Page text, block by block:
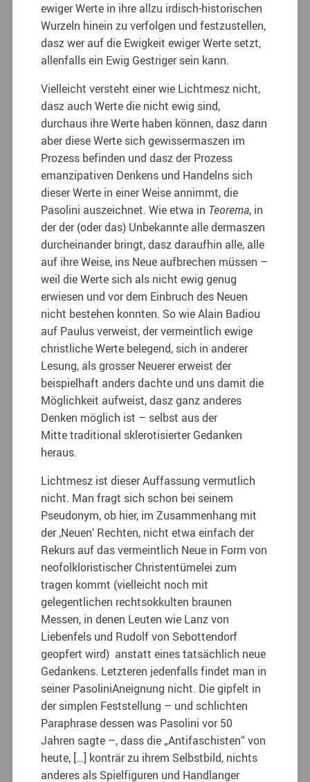
ewiger Werte in ihre allzu irdisch-historischen
Wurzeln hinein zu verfolgen und festzustellen,
dasz wer auf die Ewigkeit ewiger Werte setzt,
allenfalls ein Ewig Gestriger sein kann.
Vielleicht versteht einer wie Lichtmesz nicht,
dasz auch Werte die nicht ewig sind,
durchaus ihre Werte haben können, dasz dann
aber diese Werte sich gewissermaszen im
Prozess befinden und dasz der Prozess
emanzipativen Denkens und Handelns sich
dieser Werte in einer Weise annimmt, die
Pasolini auszeichnet. Wie etwa in Teorema, in
der der (oder das) Unbekannte alle dermaszen
durcheinander bringt, dasz daraufhin alle, alle
auf ihre Weise, ins Neue aufbrechen müssen –
weil die Werte sich als nicht ewig genug
erwiesen und vor dem Einbruch des Neuen
nicht bestehen konnten. So wie Alain Badiou
auf Paulus verweist, der vermeintlich ewige
christliche Werte belegend, sich in anderer
Lesung, als grosser Neuerer erweist der
beispielhaft anders dachte und uns damit die
Möglichkeit aufweist, dasz ganz anderes
Denken möglich ist – selbst aus der
Mitte traditional sklerotisierter Gedanken
heraus.
Lichtmesz ist dieser Auffassung vermutlich
nicht. Man fragt sich schon bei seinem
Pseudonym, ob hier, im Zusammenhang mit
der ‚Neuen‘ Rechten, nicht etwa einfach der
Rekurs auf das vermeintlich Neue in Form von
neofolkloristischer Christentümelei zum
tragen kommt (vielleicht noch mit
gelegentlichen rechtsokkulten braunen
Messen, in denen Leuten wie Lanz von
Liebenfels und Rudolf von Sebottendorf
geopfert wird) anstatt eines tatsächlich neue
Gedankens. Letzteren jedenfalls findet man in
seiner PasoliniAneignung nicht. Die gipfelt in
der simplen Feststellung – und schlichten
Paraphrase dessen was Pasolini vor 50
Jahren sagte –, dass die „Antifaschisten“ von
heute, […] konträr zu ihrem Selbstbild, nichts
anderes als Spielfiguren und Handlanger